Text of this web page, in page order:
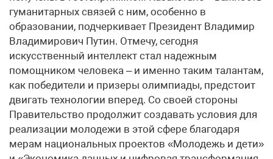
гуманитарных связей с ним, особенно в
образовании, подчеркивает Президент Владимир
Владимирович Путин. Отмечу, сегодня
искусственный интеллект стал надежным
помощником человека – и именно таким талантам,
как победители и призеры олимпиады, предстоит
двигать технологии вперед. Со своей стороны
Правительство продолжит создавать условия для
реализации молодежи в этой сфере благодаря
мерам национальных проектов «Молодежь и дети»